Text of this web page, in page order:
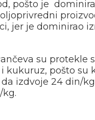
pošto je
jer je dominirao
su protekle
kukuruz, pošto su
izdvoje 24 din/